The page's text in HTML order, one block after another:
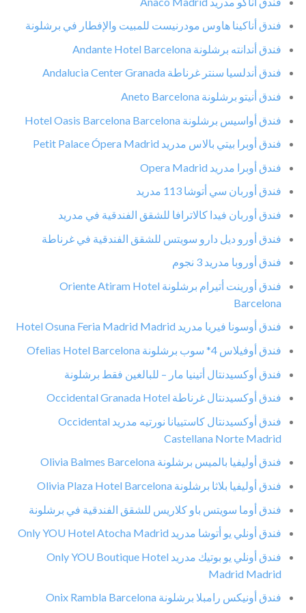
فندق أناكينا هاوس مودرنيست للمبيت والإفطار في برشلونة
فندق أندانته برشلونة Andante Hotel Barcelona
فندق أندلسيا سنتر غرناطة Andalucia Center Granada
فندق أنيتو برشلونة Aneto Barcelona
فندق أواسيس برشلونة Hotel Oasis Barcelona Barcelona
فندق أوبرا بيتي بالاس مدريد Petit Palace Ópera Madrid
فندق أوبرا مدريد Opera Madrid
فندق أوربان سي أتوشا 113 مدريد
فندق أوربان فيدا كالاترافا للشقق الفندقية في مدريد
فندق أورو ديل دارو سويتس للشقق الفندقية في غرناطة
فندق أوروبا مدريد 3 نجوم
فندق أورينت أتيرام برشلونة Oriente Atiram Hotel
Barcelona
فندق أوسونا فيريا مدريد Hotel Osuna Feria Madrid Madrid
فندق أوفيلاس 4* سوب برشلونة Ofelias Hotel Barcelona
فندق أوكسيدنتال أتينيا مار – للبالغين فقط برشلونة
فندق أوكسيدنتال غرناطة Occidental Granada Hotel
فندق أوكسيدنتال كاستييانا نورتيه مدريد Occidental
Castellana Norte Madrid
فندق أوليفيا بالميس برشلونة Olivia Balmes Barcelona
فندق أوليفيا بلاثا برشلونة Olivia Plaza Hotel Barcelona
فندق أوما سويتس باو كلاريس للشقق الفندقية في برشلونة
فندق أونلي يو أتوشا مدريد Only YOU Hotel Atocha Madrid
فندق أونلي يو بوتيك مدريد Only YOU Boutique Hotel
Madrid Madrid
فندق أونيكس رامبلا برشلونة Onix Rambla Barcelona